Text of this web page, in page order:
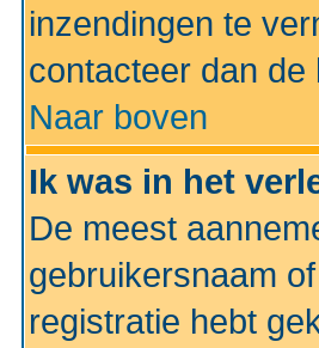
inzendingen te
contacteer dan de
Naar boven
Ik was in het
De meest
gebruikersnaam
registratie hebt